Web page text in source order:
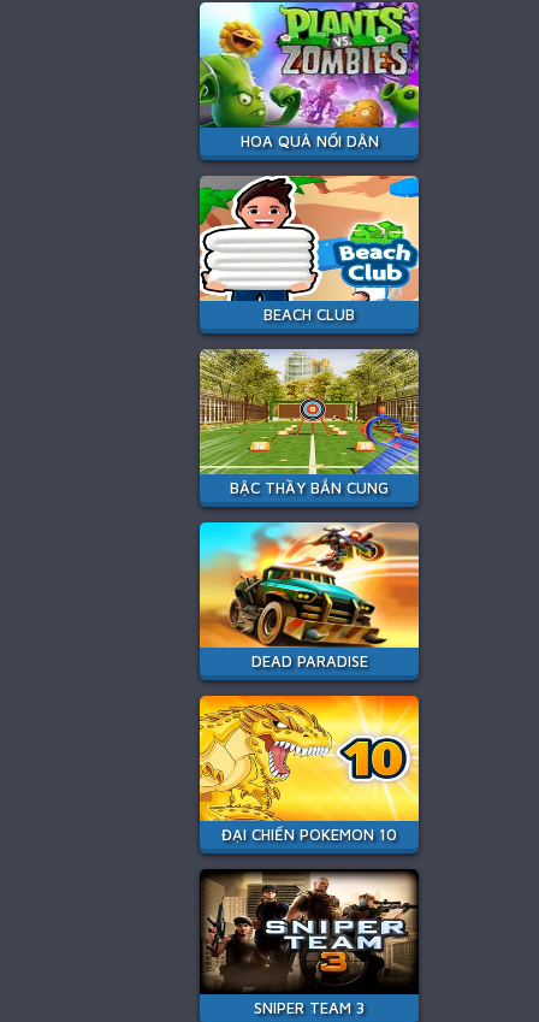
HOA QUẢ NỔI DẬN
BEACH CLUB
BẬC THẦY BẮN CUNG
DEAD PARADISE
ĐẠI CHIẾN POKEMON 10
SNIPER TEAM 3